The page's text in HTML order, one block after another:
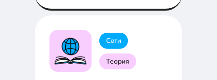
Сети
Теория